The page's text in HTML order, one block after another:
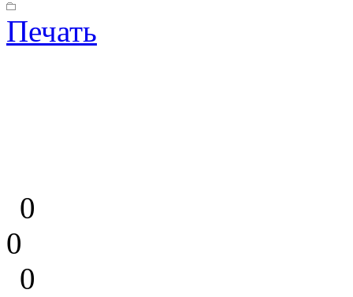
Печать
0
0
0